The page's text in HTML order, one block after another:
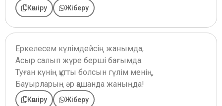
Көшіру Жіберу
Еркелесем күлімдейсің жанымда,
Асыр салып жүре берші бағымда.
Туған күнің құтты болсын гүлім менің,
Бауырларың әр қашанда жаныңда!
Көшіру Жіберу